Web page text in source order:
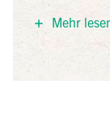
können Sie
Restaurant.
Mehr